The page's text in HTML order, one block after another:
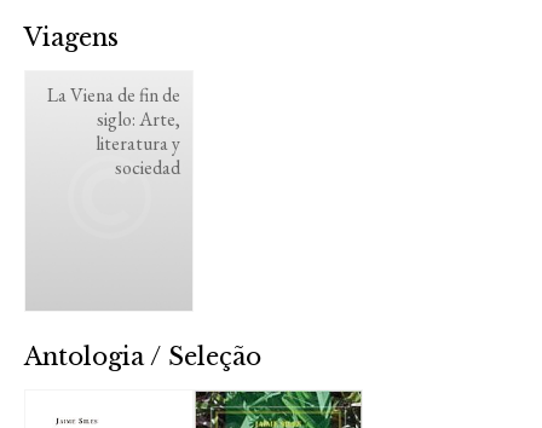
Viagens
La Viena de fin de
siglo: Arte,
literatura y
sociedad
Antologia / Seleção